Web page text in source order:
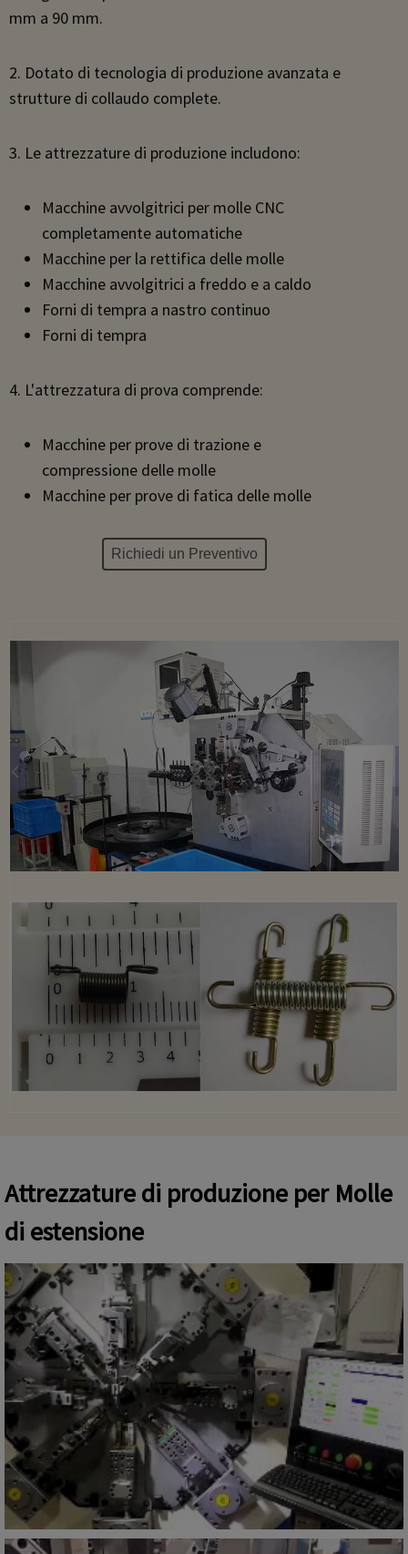
mm a 90 mm.
2. Dotato di tecnologia di produzione avanzata e
strutture di collaudo complete.
3. Le attrezzature di produzione includono:
Macchine avvolgitrici per molle CNC
completamente automatiche
Macchine per la rettifica delle molle
Macchine avvolgitrici a freddo e a caldo
Forni di tempra a nastro continuo
Forni di tempra
4. L'attrezzatura di prova comprende:
Macchine per prove di trazione e
compressione delle molle
Macchine per prove di fatica delle molle
Richiedi un Preventivo
Attrezzature di produzione per Molle
di estensione